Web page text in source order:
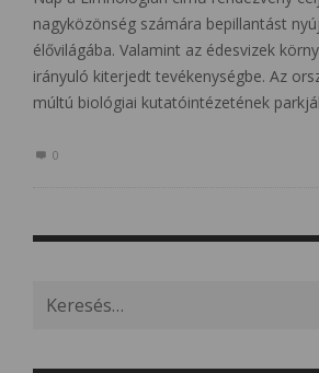
nagyközönség számára bepillantást
élővilágába. Valamint az édesvizek
irányuló kiterjedt tevékenységbe. Az
múltú biológiai kutatóintézetének
0
for: